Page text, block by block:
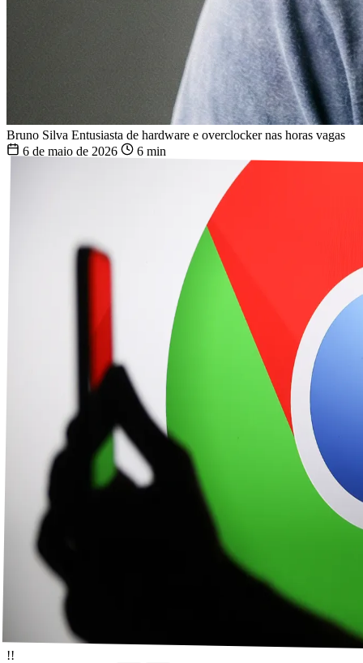
Bruno Silva Entusiasta de hardware e overclocker nas horas vagas
6 de maio de 2026
6 min
!!